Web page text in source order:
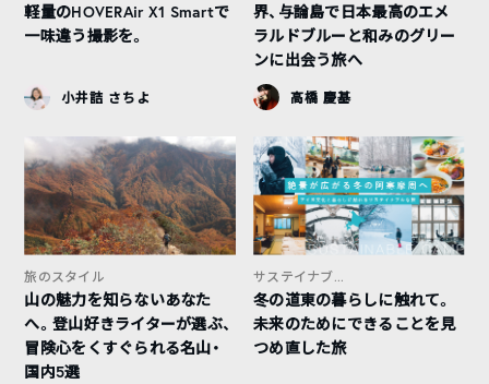
軽量のHOVERAir X1 Smartで
一味違う撮影を。
小井詰 さちよ
界、与論島で日本最高のエメ
ラルドブルーと和みのグリー
ンに出会う旅へ
高橋 慶基
旅のスタイル
山の魅力を知らないあなた
へ。登山好きライターが選ぶ、
冒険心をくすぐられる名山・
国内5選
サステイナブ...
冬の道東の暮らしに触れて。
未来のためにできることを見
つめ直した旅